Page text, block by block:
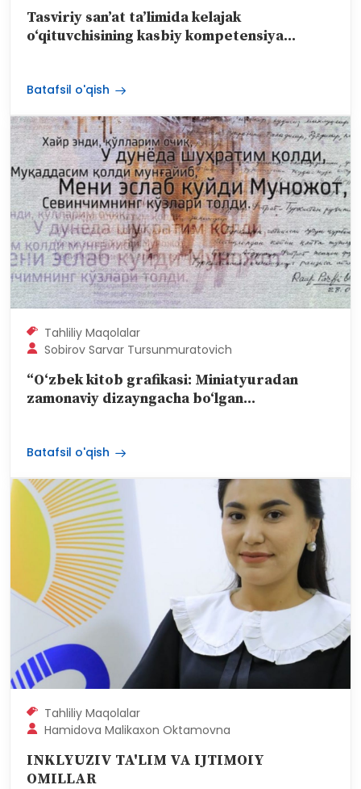
Tasviriy san’at ta’limida kelajak
o‘qituvchisining kasbiy kompetensiya...
Batafsil o'qish
Tahliliy Maqolalar
Sobirov Sarvar Tursunmuratovich
“O‘zbek kitob grafikasi: Miniatyuradan
zamonaviy dizayngacha bo‘lgan...
Batafsil o'qish
Tahliliy Maqolalar
Hamidova Malikaxon Oktamovna
INKLYUZIV TA'LIM VA IJTIMOIY
OMILLAR